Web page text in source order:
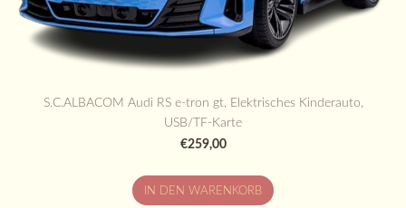
S.C.ALBACOM Audi RS e-tron gt, Elektrisches Kinderauto,
USB/TF-Karte
€259,00
IN DEN WARENKORB